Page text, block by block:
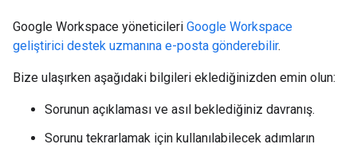
Google Workspace yöneticileri Google Workspace
geliştirici destek uzmanına e-posta gönderebilir.
Bize ulaşırken aşağıdaki bilgileri eklediğinizden emin olun:
Sorunun açıklaması ve asıl beklediğiniz davranış.
Sorunu tekrarlamak için kullanılabilecek adımların